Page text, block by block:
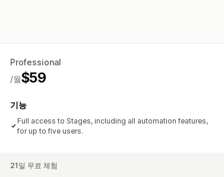
Professional
$59
/월
기능
Full access to Stages, including all automation features,
for up to five users.
21일 무료 체험